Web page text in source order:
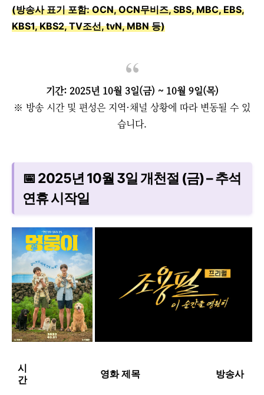
(방송사 표기 포함: OCN, OCN무비즈, SBS, MBC, EBS,
KBS1, KBS2, TV조선, tvN, MBN 등)
기간: 2025년 10월 3일(금) ~ 10월 9일(목)
※ 방송 시간 및 편성은 지역·채널 상황에 따라 변동될 수 있
습니다.
📅 2025년 10월 3일 개천절 (금) – 추석
연휴 시작일
시
간
영화 제목 방송사